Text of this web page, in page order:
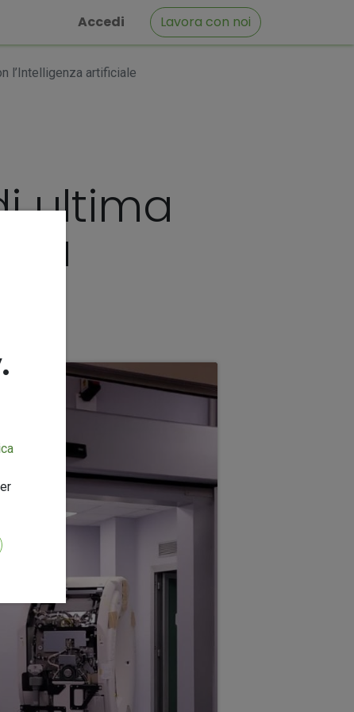
Accedi Lavora con noi
l’Intelligenza artificiale
ultima